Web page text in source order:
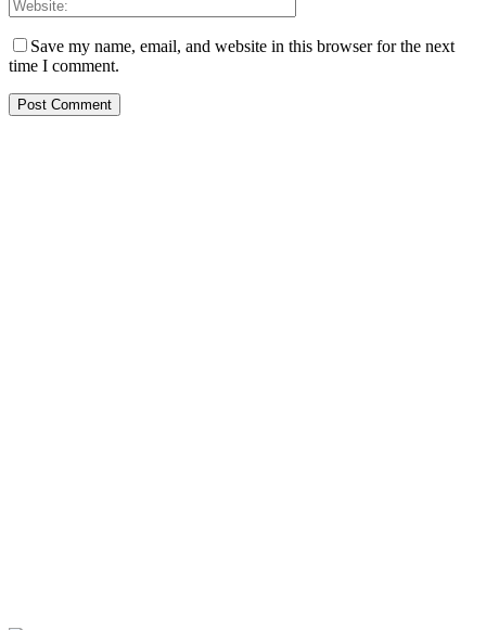
Save my name, email, and website in this browser for the next
time I comment.